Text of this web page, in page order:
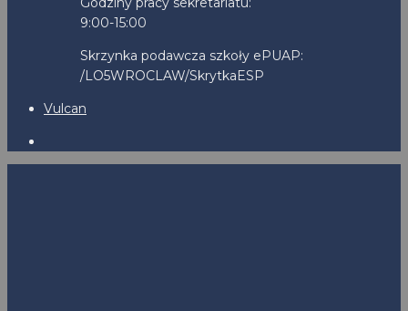
9:00-15:00
Skrzynka podawcza szkoły ePUAP:
/LO5WROCLAW/SkrytkaESP
Vulcan